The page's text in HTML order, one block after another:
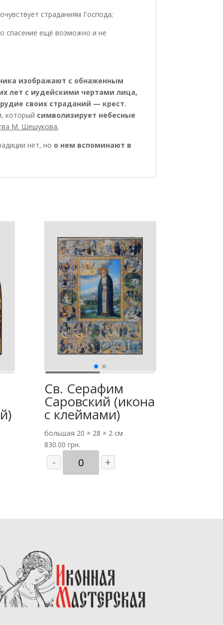
страданиям Господа;
спасение ещё возможно и не
изображают с обнаженным
лет с иудейскими чертами лица,
своих страданий — крест.
который символизирует небесные
М. Шешукова.
нет, но о нем вспоминают в
Св. Серафим
Саровский (икона
с клеймами)
большая 20 × 28 × 2 см
830.00грн.
-
Количество
товара
+